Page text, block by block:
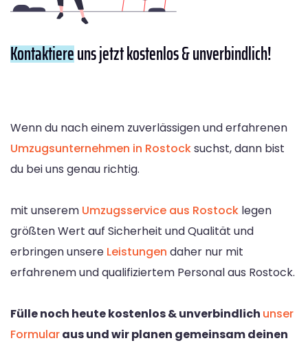
Kontaktiereuns jetzt kostenlos & unverbindlich!
Wenn du nach einem zuverlässigen und erfahrenen
Umzugsunternehmen in Rostocksuchst, dann bist
du bei uns genau richtig.
mit unserem Umzugsservice aus Rostock legen
größten Wert auf Sicherheit und Qualität und
erbringen unsere Leistungen daher nur mit
erfahrenem und qualifiziertem Personal aus Rostock.
Fülle noch heute kostenlos & unverbindlich unser
Formularaus und wir planen gemeinsam deinen